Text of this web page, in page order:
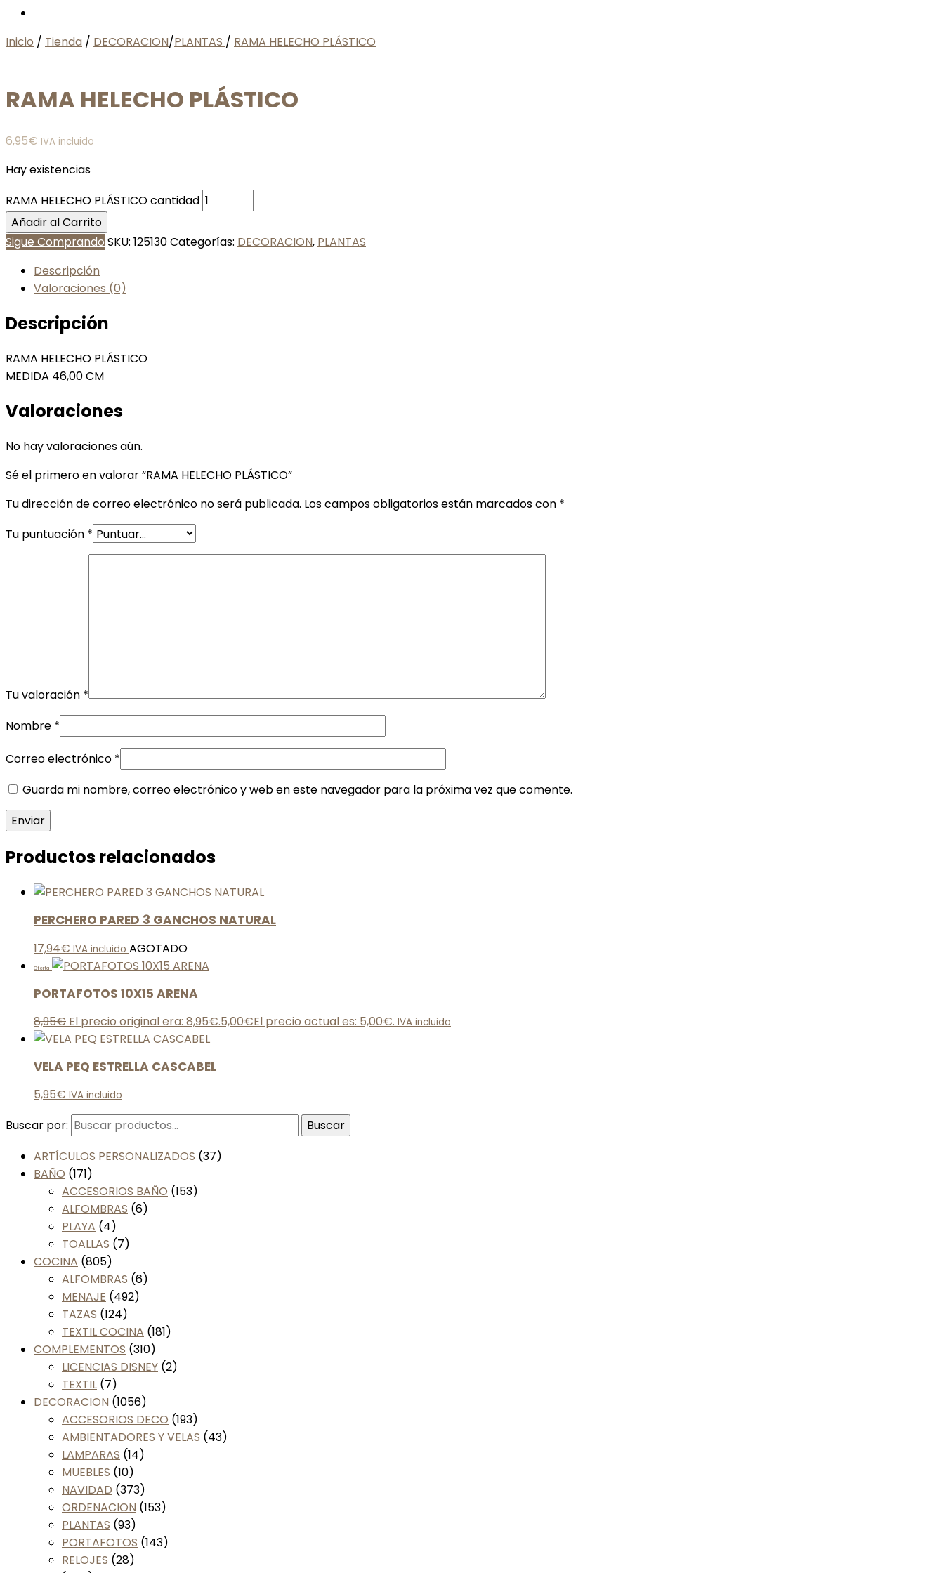
Inicio / Tienda / DECORACION/PLANTAS / RAMA HELECHO PLÁSTICO
RAMA HELECHO PLÁSTICO
6,95€ IVA incluido
Hay existencias
RAMA HELECHO PLÁSTICO cantidad
Añadir al Carrito
Sigue Comprando SKU: 125130Categorías: DECORACION, PLANTAS
Descripción
Valoraciones (0)
Descripción
RAMA HELECHO PLÁSTICO
MEDIDA 46,00 CM
Valoraciones
No hay valoraciones aún.
Sé el primero en valorar “RAMA HELECHO PLÁSTICO”
Tu dirección de correo electrónico no será publicada. Los campos obligatorios están marcados con *
Tu puntuación *
Tu valoración *
Nombre *
Correo electrónico *
Guarda mi nombre, correo electrónico y web en este navegador para la próxima vez que comente.
Productos relacionados
PERCHERO PARED 3 GANCHOS NATURAL
17,94€ IVA incluido AGOTADO
Oferta
PORTAFOTOS 10X15 ARENA
8,95€ El precio original era: 8,95€.5,00€El precio actual es: 5,00€. IVA incluido
VELA PEQ ESTRELLA CASCABEL
5,95€ IVA incluido
Buscar por:
Buscar
ARTÍCULOS PERSONALIZADOS (37)
BAÑO (171)
ACCESORIOS BAÑO (153)
ALFOMBRAS (6)
PLAYA (4)
TOALLAS (7)
COCINA (805)
ALFOMBRAS (6)
MENAJE (492)
TAZAS (124)
TEXTIL COCINA (181)
COMPLEMENTOS (310)
LICENCIAS DISNEY (2)
TEXTIL (7)
DECORACION (1056)
ACCESORIOS DECO (193)
AMBIENTADORES Y VELAS (43)
LAMPARAS (14)
MUEBLES (10)
NAVIDAD (373)
ORDENACION (153)
PLANTAS (93)
PORTAFOTOS (143)
RELOJES (28)